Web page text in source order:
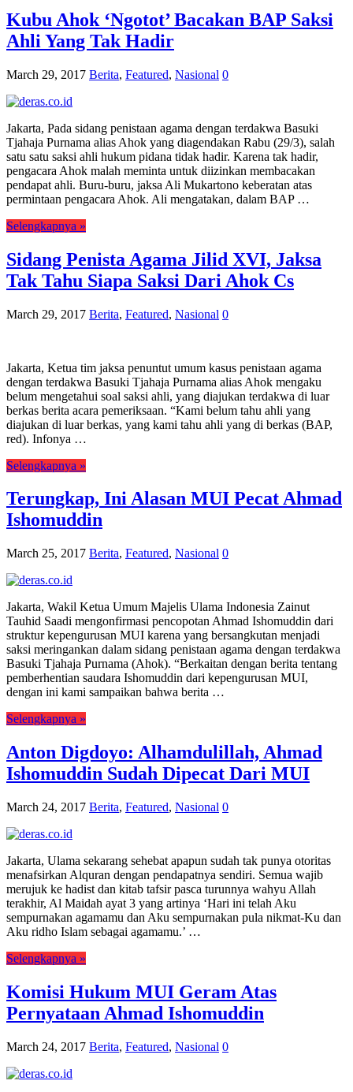
Kubu Ahok ‘Ngotot’ Bacakan BAP Saksi
Ahli Yang Tak Hadir
March 29, 2017 Berita, Featured, Nasional 0
Jakarta, Pada sidang penistaan agama dengan terdakwa Basuki
Tjahaja Purnama alias Ahok yang diagendakan Rabu (29/3), salah
satu satu saksi ahli hukum pidana tidak hadir. Karena tak hadir,
pengacara Ahok malah meminta untuk diizinkan membacakan
pendapat ahli. Buru-buru, jaksa Ali Mukartono keberatan atas
permintaan pengacara Ahok. Ali mengatakan, dalam BAP …
Selengkapnya »
Sidang Penista Agama Jilid XVI, Jaksa
Tak Tahu Siapa Saksi Dari Ahok Cs
March 29, 2017 Berita, Featured, Nasional 0
Jakarta, Ketua tim jaksa penuntut umum kasus penistaan agama
dengan terdakwa Basuki Tjahaja Purnama alias Ahok mengaku
belum mengetahui soal saksi ahli, yang diajukan terdakwa di luar
berkas berita acara pemeriksaan. “Kami belum tahu ahli yang
diajukan di luar berkas, yang kami tahu ahli yang di berkas (BAP,
red). Infonya …
Selengkapnya »
Terungkap, Ini Alasan MUI Pecat Ahmad
Ishomuddin
March 25, 2017 Berita, Featured, Nasional 0
Jakarta, Wakil Ketua Umum Majelis Ulama Indonesia Zainut
Tauhid Saadi mengonfirmasi pencopotan Ahmad Ishomuddin dari
struktur kepengurusan MUI karena yang bersangkutan menjadi
saksi meringankan dalam sidang penistaan agama dengan terdakwa
Basuki Tjahaja Purnama (Ahok). “Berkaitan dengan berita tentang
pemberhentian saudara Ishomuddin dari kepengurusan MUI,
dengan ini kami sampaikan bahwa berita …
Selengkapnya »
Anton Digdoyo: Alhamdulillah, Ahmad
Ishomuddin Sudah Dipecat Dari MUI
March 24, 2017 Berita, Featured, Nasional 0
Jakarta, Ulama sekarang sehebat apapun sudah tak punya otoritas
menafsirkan Alquran dengan pendapatnya sendiri. Semua wajib
merujuk ke hadist dan kitab tafsir pasca turunnya wahyu Allah
terakhir, Al Maidah ayat 3 yang artinya ‘Hari ini telah Aku
sempurnakan agamamu dan Aku sempurnakan pula nikmat-Ku dan
Aku ridho Islam sebagai agamamu.’ …
Selengkapnya »
Komisi Hukum MUI Geram Atas
Pernyataan Ahmad Ishomuddin
March 24, 2017 Berita, Featured, Nasional 0